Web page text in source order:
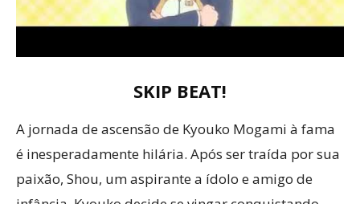
SKIP BEAT!
A jornada de ascensão de Kyouko Mogami à fama
é inesperadamente hilária. Após ser traída por sua
paixão, Shou, um aspirante a ídolo e amigo de